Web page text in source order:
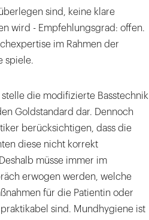
sind, keine klare
wird - Empfehlungsgrad: offen.
im Rahmen der
spiele.
die modifizierte Basstechnik
Goldstandard dar. Dennoch
berücksichtigen, dass die
diese nicht korrekt
müsse immer im
erwogen werden, welche
für die Patientin oder
sind. Mundhygiene ist